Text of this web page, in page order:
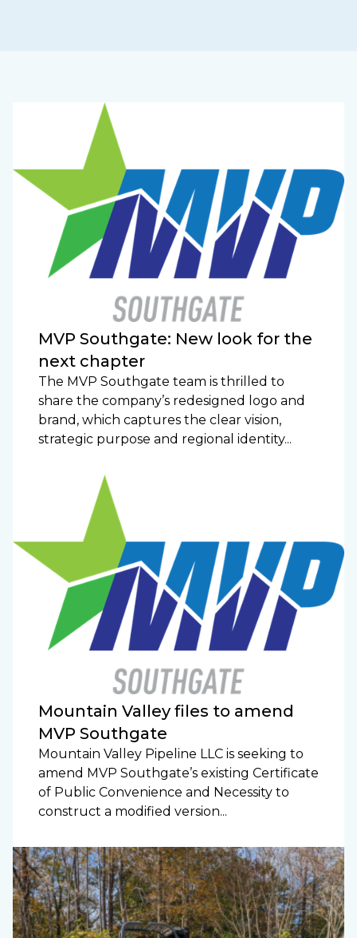
MVP Southgate: New look for the
next chapter
The MVP Southgate team is thrilled to
share the company’s redesigned logo and
brand, which captures the clear vision,
strategic purpose and regional identity...
Mountain Valley files to amend
MVP Southgate
Mountain Valley Pipeline LLC is seeking to
amend MVP Southgate’s existing Certificate
of Public Convenience and Necessity to
construct a modified version...